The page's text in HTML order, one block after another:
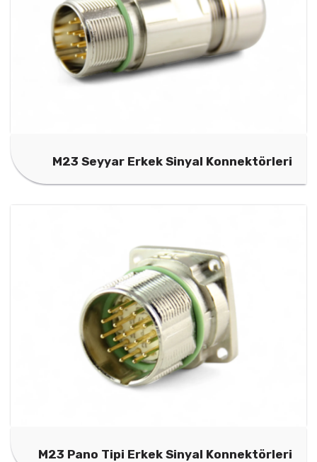
M23 Seyyar Erkek Sinyal Konnektörleri
M23 Pano Tipi Erkek Sinyal Konnektörleri